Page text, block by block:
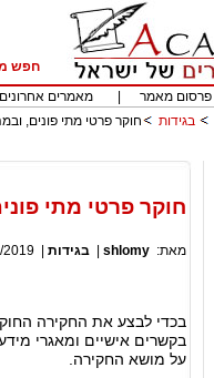
חפש
פרסום מאמר מאמרים אחרונים
בגידות חוקר פרטי מתי פונים,
חוקר פרטי מתי
מאת: shlomy בגידות 2019
בכדי לבצע את החקירה
בקשרים אישיים ומאגרי
על מושא החקירה.